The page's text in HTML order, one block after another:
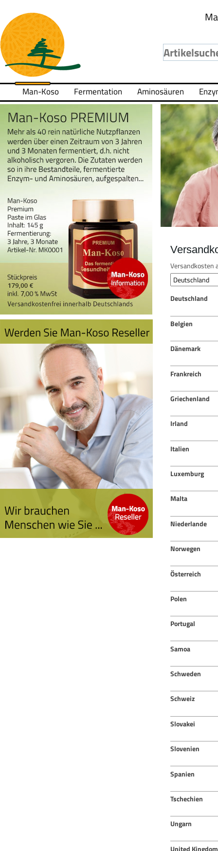
Man-Koso Fermentation Aminosäuren
Versandkosten
Deutschland
Belgien
Dänemark
Frankreich
Griechenland
Irland
Italien
Luxemburg
Malta
Niederlande
Norwegen
Österreich
Polen
Portugal
Samoa
Schweden
Schweiz
Slovakei
Slovenien
Spanien
Tschechien
Ungarn
United Kingdom